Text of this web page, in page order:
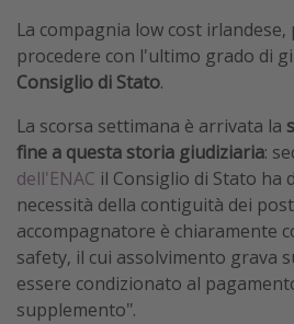
La compagnia low cost irlandese,
procedere con l'ultimo grado di
Consiglio di Stato.
La scorsa settimana è arrivata la
fine a questa storia giudiziaria:
dell'ENAC il Consiglio di Stato ha
necessità della contiguità dei
accompagnatore è chiaramente
safety, il cui assolvimento grava
essere condizionato al
supplemento".